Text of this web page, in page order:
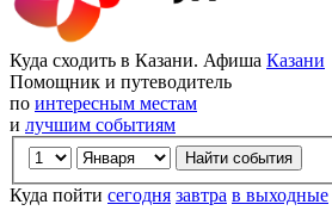
Куда сходить в Казани. Афиша Казани
Помощник и путеводитель
по интересным местам
и лучшим событиям
Куда пойти сегодня завтра в выходные